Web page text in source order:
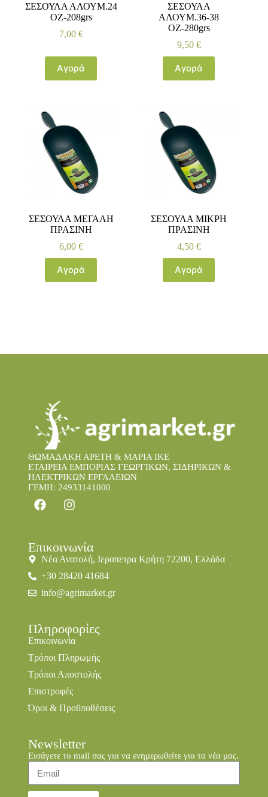
ΣΕΣΟΥΛΑ ΑΛΟΥΜ.24
OZ-208grs
7,00 €
Αγορά
ΣΕΣΟΥΛΑ
ΑΛΟΥΜ.36-38
ΟΖ-280grs
9,50 €
Αγορά
ΣΕΣΟΥΛΑ ΜΕΓΑΛΗ
ΠΡΑΣΙΝΗ
6,00 €
Αγορά
ΣΕΣΟΥΛΑ ΜΙΚΡΗ
ΠΡΑΣΙΝΗ
4,50 €
Αγορά
ΘΩΜΑΔΑΚΗ ΑΡΕΤΗ & ΜΑΡΙΑ IKE
ΕΤΑΙΡΕΙΑ ΕΜΠΟΡΙΑΣ ΓΕΩΡΓΙΚΩΝ, ΣΙΔΗΡΙΚΩΝ &
ΗΛΕΚΤΡΙΚΩΝ ΕΡΓΑΛΕΙΩΝ
ΓΕΜΗ: 24933141000
Επικοινωνία
Νέα Ανατολή, Ιεραπετρα Κρήτη 72200, Ελλάδα
+30 28420 41684
info@agrimarket.gr
Πληροφορίες
Επικοινωνία
Τρόποι Πληρωμής
Τρόποι Αποστολής
Επιστροφές
Όροι & Προϋποθέσεις
Newsletter
Εισάγετε το mail σας για να ενημερωθείτε για τα νέα μας.